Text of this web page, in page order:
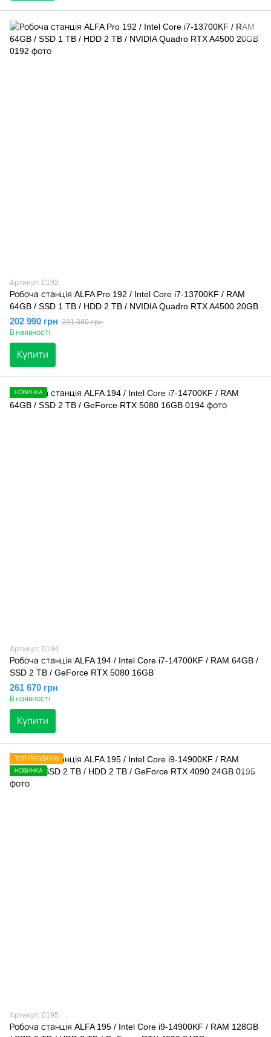
Артикул: 0192
Робоча станція ALFA Pro 192 / Intel Core i7-13700KF / RAM
64GB / SSD 1 TB / HDD 2 TB / NVIDIA Quadro RTX A4500 20GB
202 990 грн 231 380 грн
В наявності
Купити
НОВИНКА
Артикул: 0194
Робоча станція ALFA 194 / Intel Core i7-14700KF / RAM 64GB /
SSD 2 TB / GeForce RTX 5080 16GB
261 670 грн
В наявності
Купити
ТОП ПРОДАЖІВ
НОВИНКА
Артикул: 0195
Робоча станція ALFA 195 / Intel Core i9-14900KF / RAM 128GB